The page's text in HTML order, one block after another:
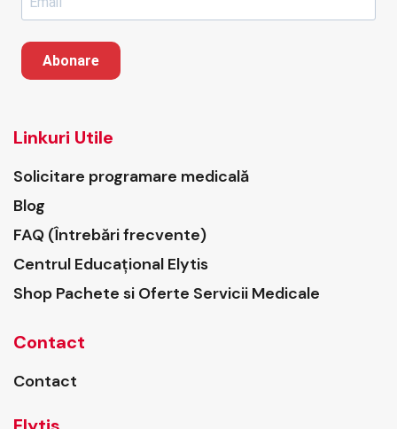
Abonare
Linkuri Utile
Solicitare programare medicală
Blog
FAQ (Întrebări frecvente)
Centrul Educațional Elytis
Shop Pachete si Oferte Servicii Medicale
Contact
Contact